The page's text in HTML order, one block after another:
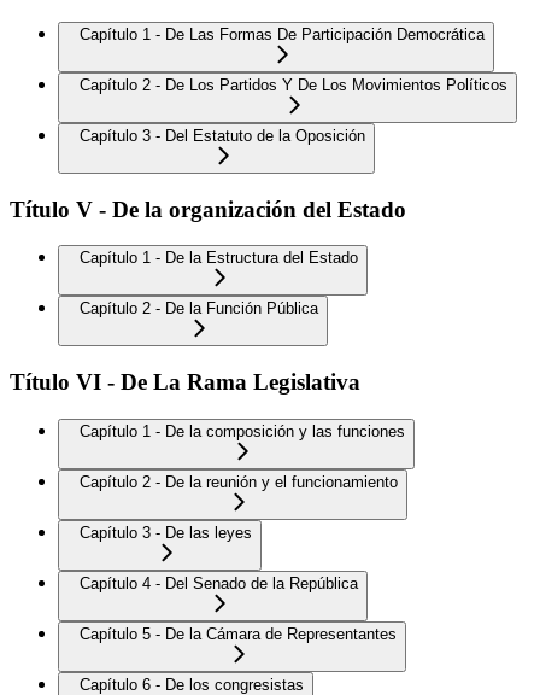
Capítulo 1 - De Las Formas De Participación Democrática
Capítulo 2 - De Los Partidos Y De Los Movimientos Políticos
Capítulo 3 - Del Estatuto de la Oposición
Título V - De la organización del Estado
Capítulo 1 - De la Estructura del Estado
Capítulo 2 - De la Función Pública
Título VI - De La Rama Legislativa
Capítulo 1 - De la composición y las funciones
Capítulo 2 - De la reunión y el funcionamiento
Capítulo 3 - De las leyes
Capítulo 4 - Del Senado de la República
Capítulo 5 - De la Cámara de Representantes
Capítulo 6 - De los congresistas